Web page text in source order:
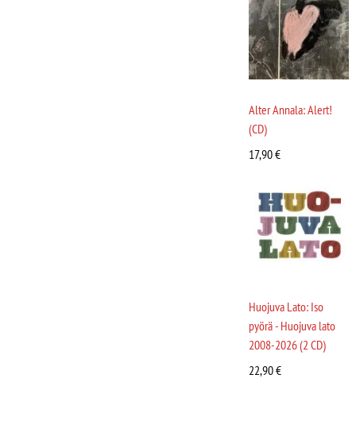
Alter Annala: Alert!
(CD)
17,90€
Huojuva Lato: Iso
pyörä - Huojuva lato
2008-2026 (2 CD)
22,90€